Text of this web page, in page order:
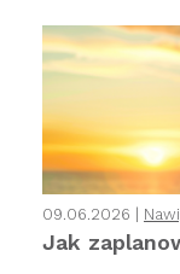
09.06.2026 |
Jak